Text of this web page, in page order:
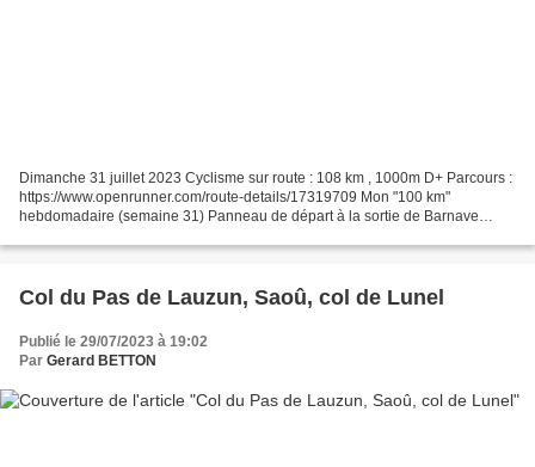
Dimanche 31 juillet 2023 Cyclisme sur route : 108 km , 1000m D+ Parcours :
https://www.openrunner.com/route-details/17319709 Mon "100 km"
hebdomadaire (semaine 31) Panneau de départ à la sortie de Barnave
Col du Pas de Lauzun, Saoû, col de Lunel
Publié le 29/07/2023 à 19:02
Par Gerard BETTON